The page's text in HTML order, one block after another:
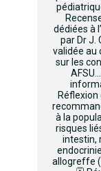
dédiées à
par Dr J.
validée au
sur les
à la
risques
intestin,
allogreffe